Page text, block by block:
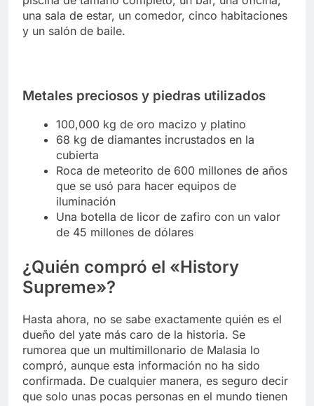
una sala de estar, un comedor, cinco habitaciones
y un salón de baile.
Metales preciosos y piedras utilizados
100,000 kg de oro macizo y platino
68 kg de diamantes incrustados en la
cubierta
Roca de meteorito de 600 millones de años
que se usó para hacer equipos de
iluminación
Una botella de licor de zafiro con un valor
de 45 millones de dólares
¿Quién compró el «History
Supreme»?
Hasta ahora, no se sabe exactamente quién es el
dueño del yate más caro de la historia. Se
rumorea que un multimillonario de Malasia lo
compró, aunque esta información no ha sido
confirmada. De cualquier manera, es seguro decir
que solo unas pocas personas en el mundo tienen